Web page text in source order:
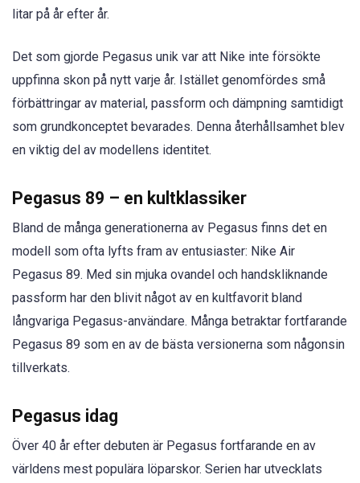
litar på år efter år.
Det som gjorde Pegasus unik var att Nike inte försökte
uppfinna skon på nytt varje år. Istället genomfördes små
förbättringar av material, passform och dämpning samtidigt
som grundkonceptet bevarades. Denna återhållsamhet blev
en viktig del av modellens identitet.
Pegasus 89 – en kultklassiker
Bland de många generationerna av Pegasus finns det en
modell som ofta lyfts fram av entusiaster: Nike Air
Pegasus 89. Med sin mjuka ovandel och handskliknande
passform har den blivit något av en kultfavorit bland
långvariga Pegasus-användare. Många betraktar fortfarande
Pegasus 89 som en av de bästa versionerna som någonsin
tillverkats.
Pegasus idag
Över 40 år efter debuten är Pegasus fortfarande en av
världens mest populära löparskor. Serien har utvecklats